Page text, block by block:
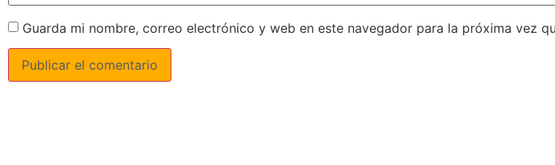
Guarda mi nombre, correo electrónico y web en este navegador para la próxima vez